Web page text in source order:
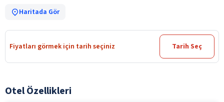
Haritada Gör
Fiyatları görmek için tarih seçiniz Tarih Seç
Otel Özellikleri